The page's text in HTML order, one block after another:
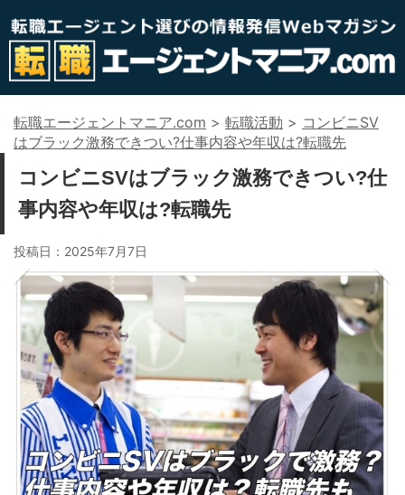
転職エージェントマニア.com > 転職活動 > コンビニSV
はブラック激務できつい?仕事内容や年収は?転職先
コンビニSVはブラック激務できつい?仕
事内容や年収は?転職先
投稿日： 2025年7月7日